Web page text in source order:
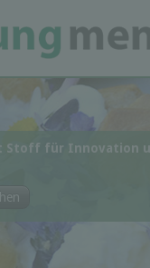
Stoff für Innovation